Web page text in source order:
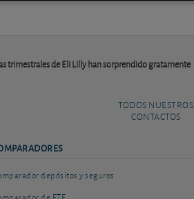
trimestrales de Eli Lilly han sorprendido gratamente
TODOS NUESTROS
CONTACTOS
depósitos y seguros